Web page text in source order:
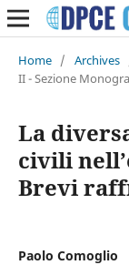
Home / Archives
II - Sezione
La
civili
Brevi
Paolo Comoglio